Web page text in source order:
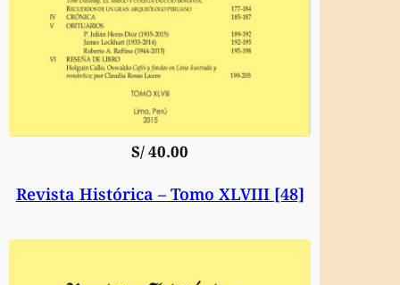
S/40.00
Revista Histórica – Tomo XLVIII [48]